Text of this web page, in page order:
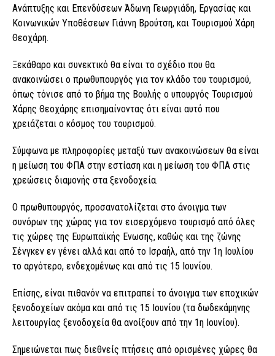
Ανάπτυξης και Επενδύσεων Άδωνη Γεωργιάδη, Εργασίας και
Κοινωνικών Υποθέσεων Γιάννη Βρούτση, και Τουρισμού Χάρη
Θεοχάρη.
Ξεκάθαρο και συνεκτικό θα είναι το σχέδιο που θα
ανακοινώσει ο πρωθυπουργός για τον κλάδο του τουρισμού,
όπως τόνισε από το βήμα της Βουλής ο υπουργός Τουρισμού
Χάρης Θεοχάρης επισημαίνοντας ότι είναι αυτό που
χρειάζεται ο κόσμος του τουρισμού.
Σύμφωνα με πληροφορίες μεταξύ των ανακοινώσεων θα είναι
η μείωση του ΦΠΑ στην εστίαση και η μείωση του ΦΠΑ στις
χρεώσεις διαμονής στα ξενοδοχεία.
Ο πρωθυπουργός, προσανατολίζεται στο άνοιγμα των
συνόρων της χώρας για τον εισερχόμενο τουρισμό από όλες
τις χώρες της Ευρωπαϊκής Ενωσης, καθώς και της ζώνης
Σένγκεν εν γένει αλλά και από το Ισραήλ, από την 1η Ιουλίου
το αργότερο, ενδεχομένως και από τις 15 Ιουνίου.
Επίσης, είναι πιθανόν να επιτραπεί το άνοιγμα των εποχικών
ξενοδοχείων ακόμα και από τις 15 Ιουνίου (τα δωδεκάμηνης
λειτουργίας ξενοδοχεία θα ανοίξουν από την 1η Ιουνίου).
Σημειώνεται πως διεθνείς πτήσεις από ορισμένες χώρες θα